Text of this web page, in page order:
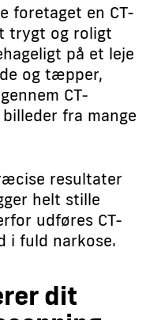
foretaget en CT-
trygt og roligt
på et leje
og tæpper,
CT-
fra mange
resultater
helt stille
udføres CT-
i fuld narkose.
dit